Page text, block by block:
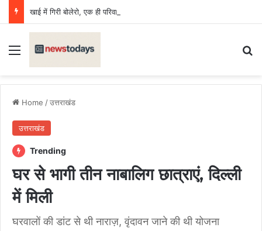
खाई में गिरी बोलेरो, एक ही परिवार के छह की मौत, एक किशोर घायल
Menu
Home /उत्तराखंड
उत्तराखंड
Trending
घर से भागी तीन नाबालिग छात्राएं, दिल्ली
में मिली
घरवालों की डांट से थी नाराज़, वृंदावन जाने की थी योजना